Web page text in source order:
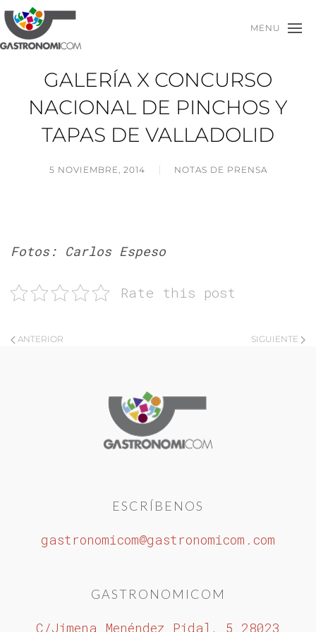
MENU
GALERÍA X CONCURSO
NACIONAL DE PINCHOS Y
TAPAS DE VALLADOLID
5 NOVIEMBRE, 2014 NOTAS DE PRENSA
Fotos: Carlos Espeso
Rate this post
ANTERIOR SIGUIENTE
ESCRÍBENOS
gastronomicom@gastronomicom.com
GASTRONOMICOM
C/Jimena Menéndez Pidal, 5 28023